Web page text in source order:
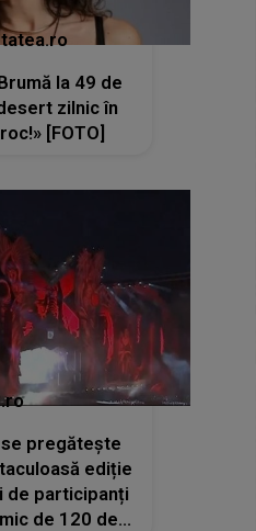
la 49 de
zilnic în
[FOTO]
se pregătește
ediție
de participanți
de 120 de